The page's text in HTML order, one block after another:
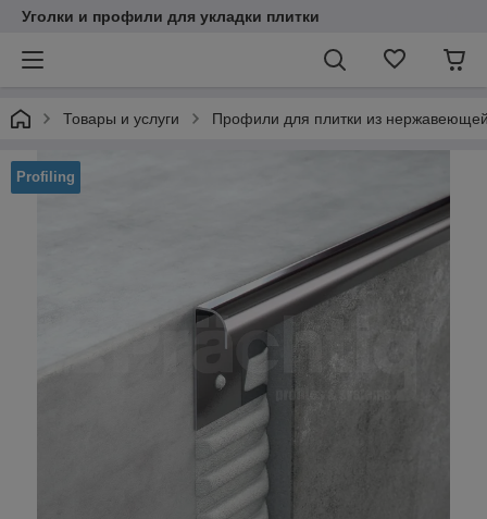
Уголки и профили для укладки плитки
Товары и услуги Профили для плитки из
Profiling